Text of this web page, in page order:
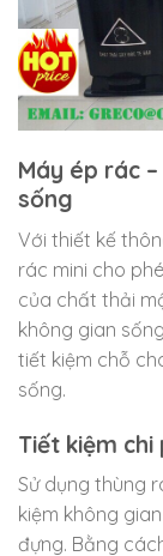
Máy ép rác
sống
Với thiết kế
rác mini cho
của chất thải
không gian
tiết kiệm chỗ
sống.
Tiết kiệm
Sử dụng thùng
kiệm không
đựng. Bằng